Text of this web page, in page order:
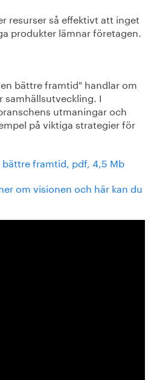
resurser så effektivt att inget
produkter lämnar företagen.
bättre framtid" handlar om
samhällsutveckling. I
utmaningar och
på viktiga strategier för
framtid, pdf, 4,5 Mb
om visionen och här kan du